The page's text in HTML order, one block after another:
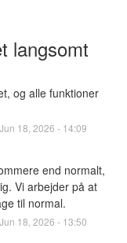
langsomt
og alle funktioner
Jun 18 2026 - 14:09
end normalt,
Vi arbejder på at
til normal.
Jun 18 2026 - 13:50